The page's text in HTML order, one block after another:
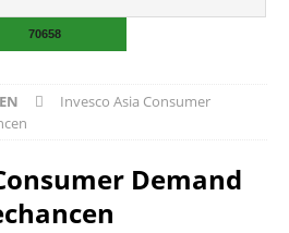
Invesco Asia Consumer
Demand